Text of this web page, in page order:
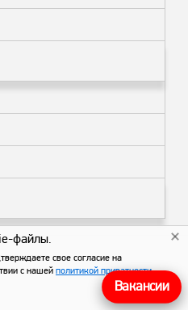
файлы.
свое согласие на
с нашей политикой приватности.
Вакансии